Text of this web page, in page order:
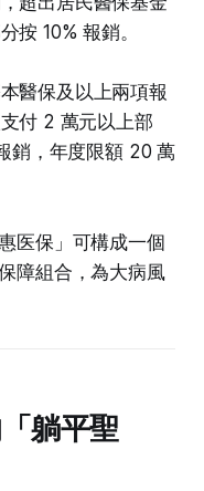
按 10% 報銷。
醫保及以上兩項報
付 2 萬元以上部
銷，年度限額 20 萬
医保」可構成一個
障組合，為大病風
躺平聖